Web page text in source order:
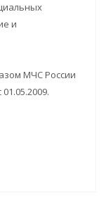
и
МЧС России